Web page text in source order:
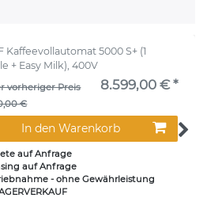
Kaffeevollautomat 5000 S+ (1
+ Easy Milk), 400V
vorheriger Preis
€
8.599,00 € *
In den Warenkorb
auf Anfrage
auf Anfrage
- ohne Gewährleistung